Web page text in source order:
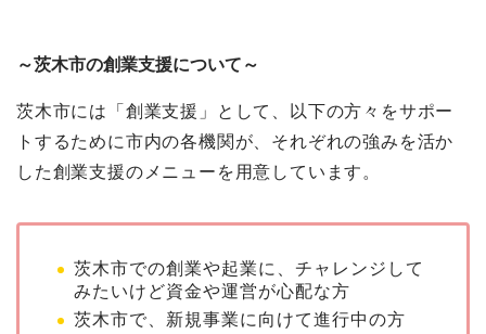
～茨木市の創業支援について～
茨木市には「創業支援」として、以下の方々をサポー
トするために市内の各機関が、それぞれの強みを活か
した創業支援のメニューを用意しています。
茨木市での創業や起業に、チャレンジして
みたいけど資金や運営が心配な方
茨木市で、新規事業に向けて進行中の方